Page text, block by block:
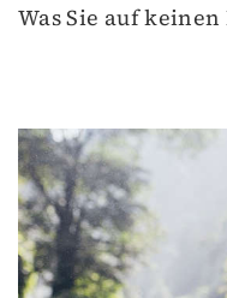
Was Sie auf